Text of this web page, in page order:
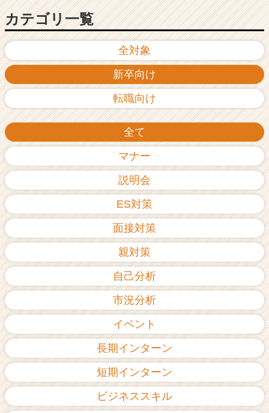
全対象
新卒向け
転職向け
全て
マナー
説明会
ES対策
面接対策
親対策
自己分析
市況分析
イベント
長期インターン
短期インターン
ビジネススキル
カテゴリ一覧